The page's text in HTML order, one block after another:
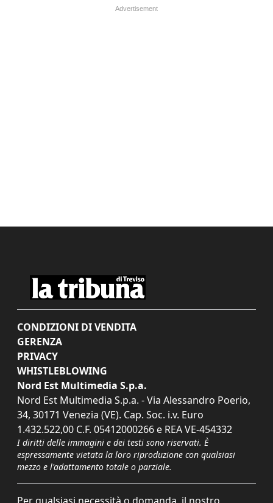
CONDIZIONI DI VENDITA
GERENZA
PRIVACY
WHISTLEBLOWING
Nord Est Multimedia S.p.a.
Nord Est Multimedia S.p.a. - Via Alessandro Poerio,
34, 30171 Venezia (VE). Cap. Soc. i.v. Euro
1.432.522,00 C.F. 05412000266 e REA VE-454332
I diritti delle immagini e dei testi sono riservati. È
espressamente vietata la loro riproduzione con qualsiasi
mezzo e l'adattamento totale o parziale.